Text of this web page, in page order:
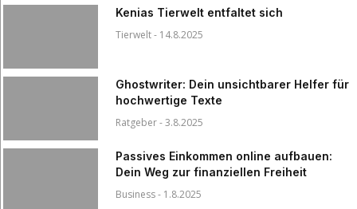
Kenias Tierwelt entfaltet sich
Tierwelt - 14.8.2025
Ghostwriter: Dein unsichtbarer Helfer für
hochwertige Texte
Ratgeber - 3.8.2025
Passives Einkommen online aufbauen:
Dein Weg zur finanziellen Freiheit
Business - 1.8.2025